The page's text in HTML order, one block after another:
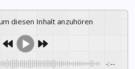
um diesen Inhalt anzuhören
-:--